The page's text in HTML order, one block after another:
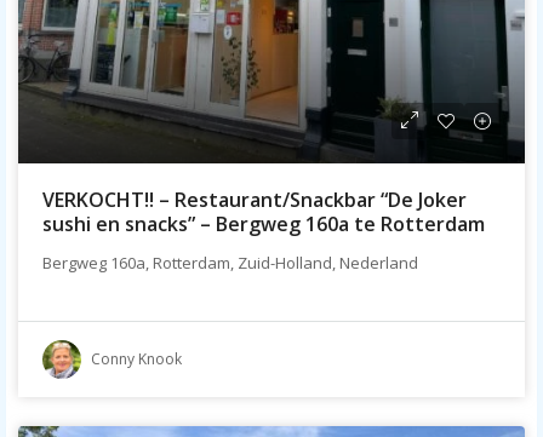
VERKOCHT!! – Restaurant/Snackbar “De Joker
sushi en snacks” – Bergweg 160a te Rotterdam
Bergweg 160a, Rotterdam, Zuid-Holland, Nederland
Conny Knook